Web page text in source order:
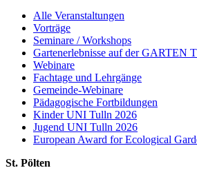
Alle Veranstaltungen
Vorträge
Seminare / Workshops
Gartenerlebnisse auf der GARTEN
Webinare
Fachtage und Lehrgänge
Gemeinde-Webinare
Pädagogische Fortbildungen
Kinder UNI Tulln 2026
Jugend UNI Tulln 2026
European Award for Ecological
St. Pölten